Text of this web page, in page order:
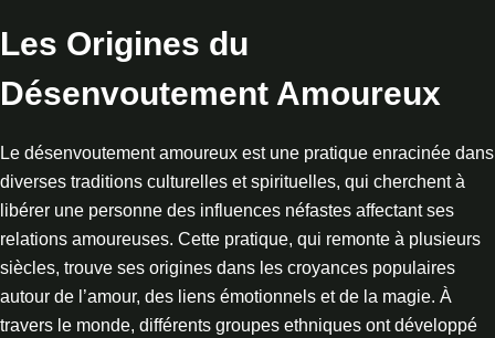
Les Origines du
Désenvoutement Amoureux
Le désenvoutement amoureux est une pratique enracinée dans
diverses traditions culturelles et spirituelles, qui cherchent à
libérer une personne des influences néfastes affectant ses
relations amoureuses. Cette pratique, qui remonte à plusieurs
siècles, trouve ses origines dans les croyances populaires
autour de l’amour, des liens émotionnels et de la magie. À
travers le monde, différents groupes ethniques ont développé